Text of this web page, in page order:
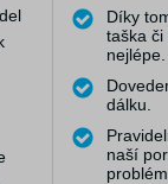
Díky
taška
nejlépe.
dálku.
naší